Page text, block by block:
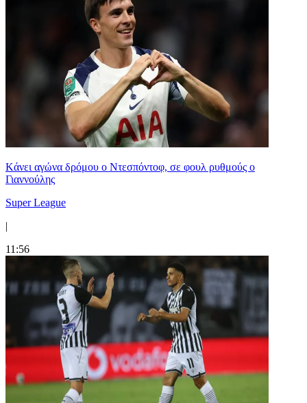
Kάνει αγώνα δρόμου ο Ντεσπόντοφ, σε φουλ ρυθμούς ο
Γιαννούλης
Super League
|
11:56